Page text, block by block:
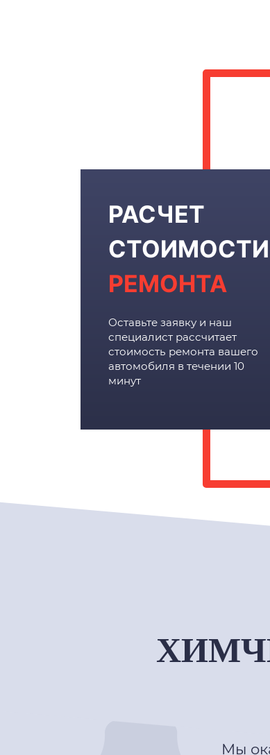
РАСЧЕТ
СТОИМОСТИ
РЕМОНТА
Оставьте заявку и наш
специалист рассчитает
стоимость ремонта вашего
автомобиля в течении 10
минут
Мы